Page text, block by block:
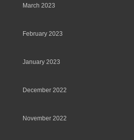
March 2023
February 2023
January 2023
December 2022
November 2022